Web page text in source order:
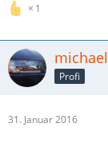
1
Profi
31. Januar 2016